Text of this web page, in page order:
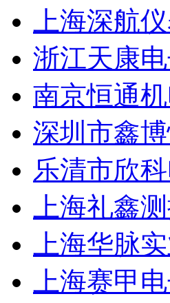
上海深航
浙江天康
南京恒通
深圳市鑫
乐清市欣
上海礼鑫
上海华脉
上海赛甲